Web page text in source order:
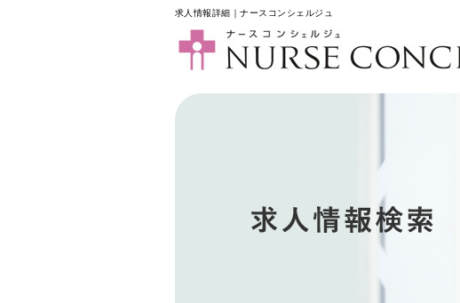
求人情報詳細｜ナースコンシェルジュ